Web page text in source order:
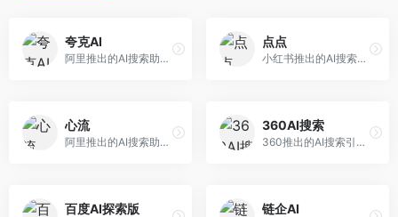
夸克AI
阿里推出的AI搜索助手，整合搜索与AI功能。面向年轻用户，提供智能搜索、文档处理、学习辅助等服务，与夸克生态深度整合。
点点
小红书推出的AI搜索应用，专注于生活方式内容搜索。面向小红书用户，提供生活攻略、消费决策、内容推荐等服务，生活方式内容丰富。
心流
阿里推出的AI搜索助手，专注于智能信息获取。面向普通用户，提供智能搜索、内容整理、知识问答等服务，与阿里生态深度整合。
360AI搜索
360推出的AI搜索引擎，专注于安全智能搜索。面向普通用户，提供智能问答、网页搜索、内容整理等服务，安全防护能力强。
百度AI探索版 链企AI